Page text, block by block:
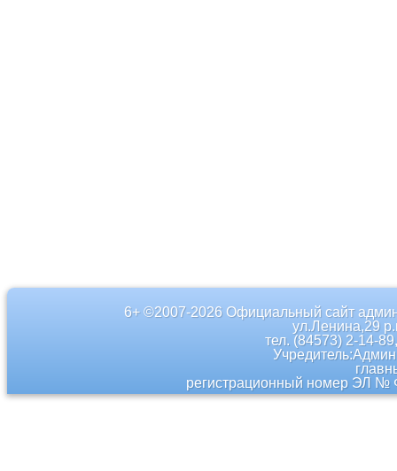
6+ ©2007-2026 Официальный сайт
ул.Ленина,29
тел. (84573) 2-14-
регистрационный номер ЭЛ №